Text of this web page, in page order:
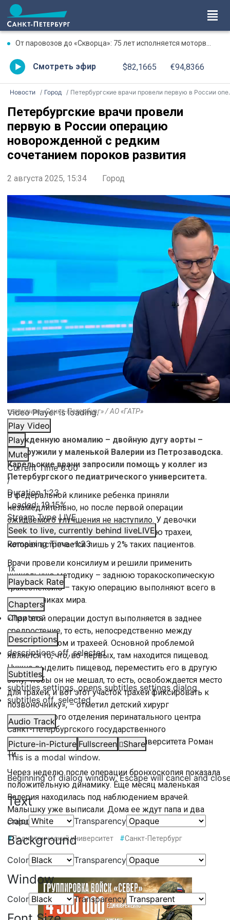
От паровозов до «Скворца»: 75 лет исполняется моторвагонному депо Санкт-Петербург-Финляндский
Смотреть эфир $82,1665 €94,8366
Новости Город Петербургские врачи провели первую в России операцию новорожденной с редким сочетанием пороков развития
Петербургские врачи провели
первую в России операцию
новорожденной с редким
сочетанием пороков развития
2 августа 2025, 15:34 Город
Video Player is loading.
Play Video
Play
Mute
Current Time0:00
/
Duration1:23
Loaded:19.15%
Stream TypeLIVE
Seek to live, currently behind liveLIVE
Remaining Time-1:23
1x
Playback Rate
Chapters
Chapters
Descriptions
descriptions off, selected
Subtitles
subtitles settings, opens subtitles settings dialog
subtitles off, selected
Audio Track
Picture-in-Picture Fullscreen
Share
This is a modal window.
Beginning of dialog window. Escape will cancel and
Text
Color Transparency
Background
Color Transparency
Window
Color Transparency
телеканал «Санкт-Петербург» / АО «ГАТР»
Врожденную аномалию – двойную дугу аорты –
обнаружили у маленькой Валерии из Петрозаводска.
Карельские врачи запросили помощь у коллег из
Петербургского педиатрического университета.
В федеральной клинике ребенка приняли
незамедлительно, но после первой операции
ожидаемого улучшения не наступило. У девочки
обнаружили сопутствующую патологию трахеи,
которая встречается лишь у 2% таких пациентов.
Врачи провели консилиум и решили применить
уникальную методику – заднюю торакоскопическую
трахеопексию – такую операцию выполняют всего в
двух клиниках мира.
«При этой операции доступ выполняется в заднее
средростение, то есть, непосредственно между
позвоночником и трахеей. Основной проблемой
является то, что, во-первых, там находится пищевод.
Нужно выделить пищевод, переместить его в другую
зону, чтобы он не мешал, то есть, освобождается место
для трахеи, и вот этот участок трахеи фиксировать к
позвоночнику», – отметил детский хирург
операционного отделения перинатального центра
Санкт-Петербургского государственного
педиатрического медицинского университета Роман
Ти.
Через неделю после операции бронхоскопия показала
положительную динамику. Еще месяц маленькая
Валерия находилась под наблюдением врачей.
Малышку уже выписали. Дома ее ждут папа и два
старших брата.
#Педиатрический университет #Санкт-Петербург